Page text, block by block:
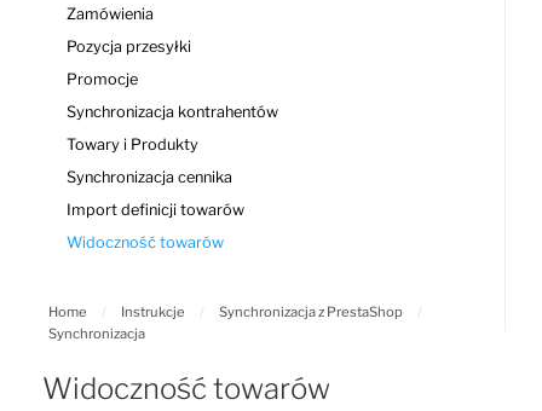
Zamówienia
Pozycja przesyłki
Promocje
Synchronizacja kontrahentów
Towary i Produkty
Synchronizacja cennika
Import definicji towarów
Widoczność towarów
Home / Instrukcje / Synchronizacja z PrestaShop
/
Synchronizacja
Widoczność towarów